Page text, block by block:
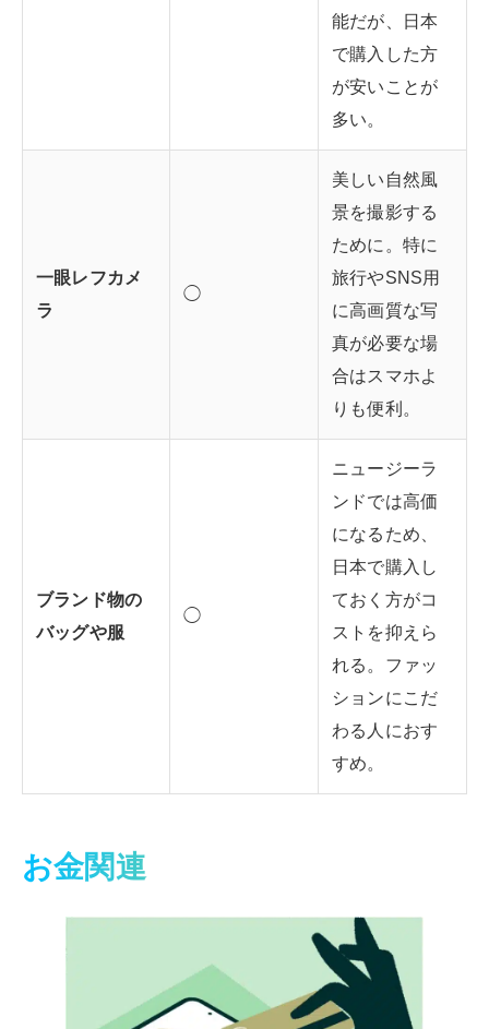
能だが、日本
で購入した方
が安いことが
多い。
一眼レフカメ
ラ
◯
美しい自然風
景を撮影する
ために。特に
旅行やSNS用
に高画質な写
真が必要な場
合はスマホよ
りも便利。
ブランド物の
バッグや服
◯
ニュージーラ
ンドでは高価
になるため、
日本で購入し
ておく方がコ
ストを抑えら
れる。ファッ
ションにこだ
わる人におす
すめ。
お金関連